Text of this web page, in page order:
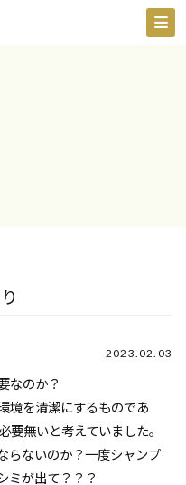
2023.02.03
なのか？
境を清潔にするものであ
無いと考えていました。
らないのか？一度シャンプ
ミが出て？？？